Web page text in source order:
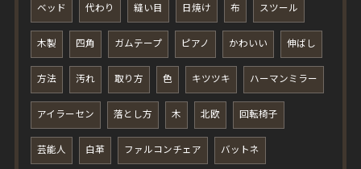
ベッド 代わり 縫い目 日焼け 布 スツール
木製 四角 ガムテープ ピアノ かわいい 伸ばし
方法 汚れ 取り方 色 キツツキ ハーマンミラー
アイラーセン 落とし方 木 北欧 回転椅子
芸能人 白革 ファルコンチェア バットネ